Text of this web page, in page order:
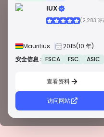
IUX
(2,283 评
Mauritius 2015(10 年)
安全信息 : FSCA FSC ASIC
查看资料
访问网站
请注
由全球知名监管机构颁发，这些许
由受尊敬的区域监管机构授予，这
离、财务报告和补偿计划。虽然没
由新兴市场的监管机构颁发，这些
AML 政策。监管较不严格
来自监管最少的司法管辖区，这些
保险。虽然它们对运营弹性很有